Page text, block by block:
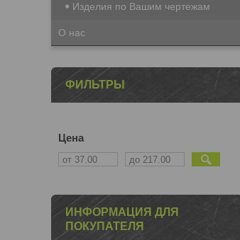
Изделия по Вашим чертежам
О нас
ФИЛЬТРЫ
Цена
ИНФОРМАЦИЯ ДЛЯ
ПОКУПАТЕЛЯ